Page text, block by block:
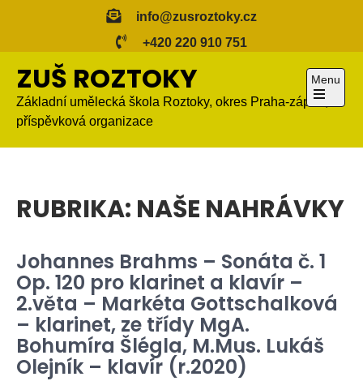
info@zusroztoky.cz
+420 220 910 751
ZUŠ ROZTOKY
Základní umělecká škola Roztoky, okres Praha-západ,
příspěvková organizace
Menu
Open
menu
RUBRIKA: NAŠE NAHRÁVKY
Johannes Brahms – Sonáta č. 1
Op. 120 pro klarinet a klavír –
2.věta – Markéta Gottschalková
– klarinet, ze třídy MgA.
Bohumíra Šlégla, M.Mus. Lukáš
Olejník – klavír (r.2020)